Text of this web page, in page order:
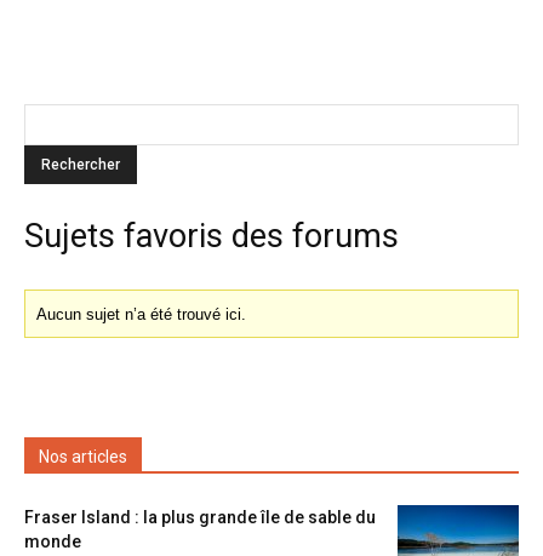
Sujets favoris des forums
Aucun sujet n’a été trouvé ici.
Nos articles
Fraser Island : la plus grande île de sable du
monde